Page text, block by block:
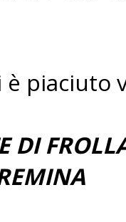
piaciuto
DI